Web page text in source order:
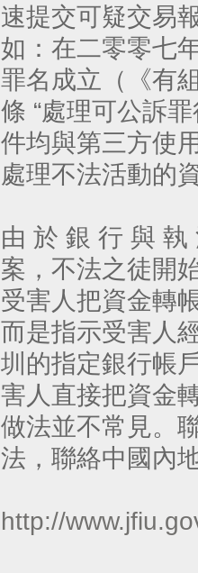
速提交可疑交易
如：在二零零七
罪名成立（《有
條 “處理可公訴
件均與第三方使
處理不法活動的
由 於 銀 行 與
案，不法之徒開
受害人把資金轉
而是指示受害人
圳的指定銀行帳
害人直接把資金
做法並不常見。
法，聯絡中國內
http://